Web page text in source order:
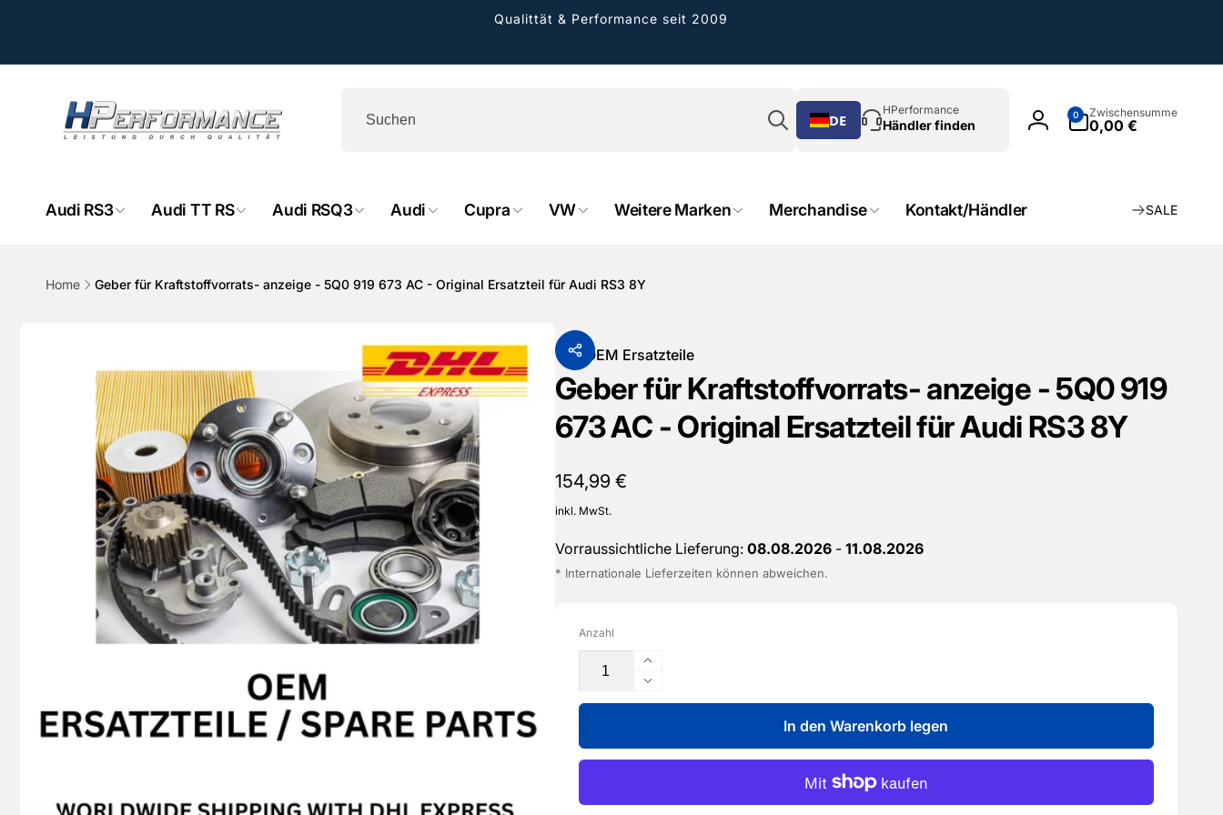
Qualittät & Performance seit 2009
Suchen
DE
HPerformance
Händler finden Einloggen
0
Artikel
Zwischensumme
0,00 €
Audi RS3 Audi TT RS Audi RSQ3 Audi Cupra VW Weitere Marken Merchandise Kontakt/Händler SALE
Home Geber für Kraftstoffvorrats- anzeige - 5Q0 919 673 AC - Original Ersatzteil für Audi RS3 8Y
VonOEM Ersatzteile
Geber für Kraftstoffvorrats- anzeige - 5Q0 919
673 AC - Original Ersatzteil für Audi RS3 8Y
Normaler
Preis
154,99 €
inkl. MwSt.
Vorraussichtliche Lieferung: 08.08.2026- 11.08.2026
* Internationale Lieferzeiten können abweichen.
Anzahl
Erhöhe
die
Menge
Geber
für
anzeige
Verringere
die
für
Geber
Kraftstoffvorrats-
In den Warenkorb legen
HPerformance GmbH
Abholung verfügbar, gewöhnlich fertig in 2
- 4 tagen
Hemsbacher Straße 8
74706 Osterburken
Deutschland
+4962916487601